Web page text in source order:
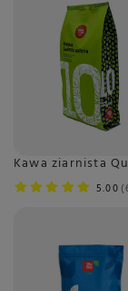
Kawa ziarnista
5.00